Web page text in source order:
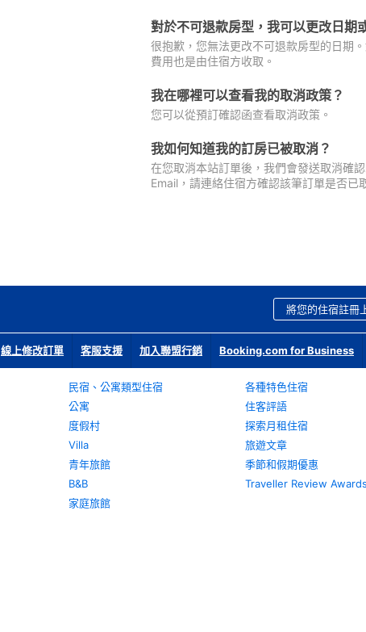
對於不可退款房型，我可以更改日期
很抱歉，您無法更改不可退款房型的日期
費用也是由住宿方收取。
我在哪裡可以查看我的取消政策？
您可以從預訂確認函查看取消政策。
我如何知道我的訂房已被取消？
在您取消本站訂單後，我們會發送取消確
Email，請連絡住宿方確認該筆訂單是否已
將您的住宿註冊
線上修改訂單 客服支援 加入聯盟行銷 Booking.com for Business
民宿、公寓類型住宿
公寓
度假村
Villa
青年旅館
B&B
家庭旅館
各種特色住宿
住客評語
探索月租住宿
旅遊文章
季節和假期優惠
Traveller Review Awards